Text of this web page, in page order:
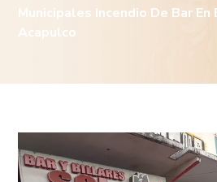
Municipales Incendio De Bar En
Acapulco